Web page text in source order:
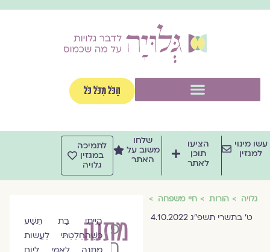
הַכֹּל מִכֹּל כֹּל
מינוי
למגזין
הציעו
תוכן
לאתר
שלחו
משוב על
האתר
לתמיכה
במגזין
גלויה
גלויה הורות חיי משפחה
ט׳ בתשרי תשפ״ג 4.10.2022 מתנה
פרופ׳
חמוטל
הָיִיתִי בַּת תֵּשַׁע
כְּשֶׁהֶחְלַטְתִּי לַעֲשות